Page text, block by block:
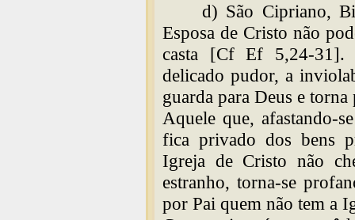
d) São Cipriano,
Esposa de Cristo não
casta [Cf Ef 5,24-31].
delicado pudor, a
guarda para Deus e
Aquele que, afastando-
fica privado dos bens
Igreja de Cristo não
estranho, torna-se
por Pai quem não tem a